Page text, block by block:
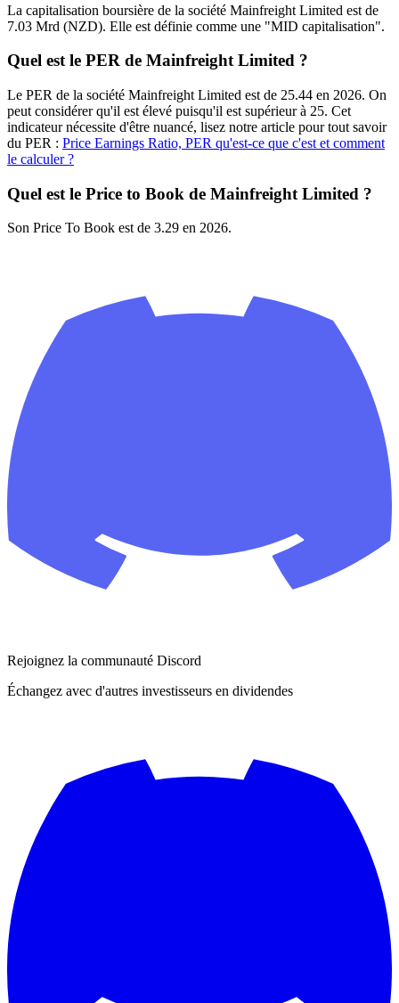
La capitalisation boursière de la société Mainfreight Limited est de
7.03 Mrd (NZD). Elle est définie comme une "MID capitalisation".
Quel est le PER de Mainfreight Limited ?
Le PER de la société Mainfreight Limited est de 25.44 en 2026. On
peut considérer qu'il est élevé puisqu'il est supérieur à 25. Cet
indicateur nécessite d'être nuancé, lisez notre article pour tout savoir
du PER : Price Earnings Ratio, PER qu'est-ce que c'est et comment
le calculer ?
Quel est le Price to Book de Mainfreight Limited ?
Son Price To Book est de 3.29 en 2026.
Rejoignez la communauté Discord
Échangez avec d'autres investisseurs en dividendes